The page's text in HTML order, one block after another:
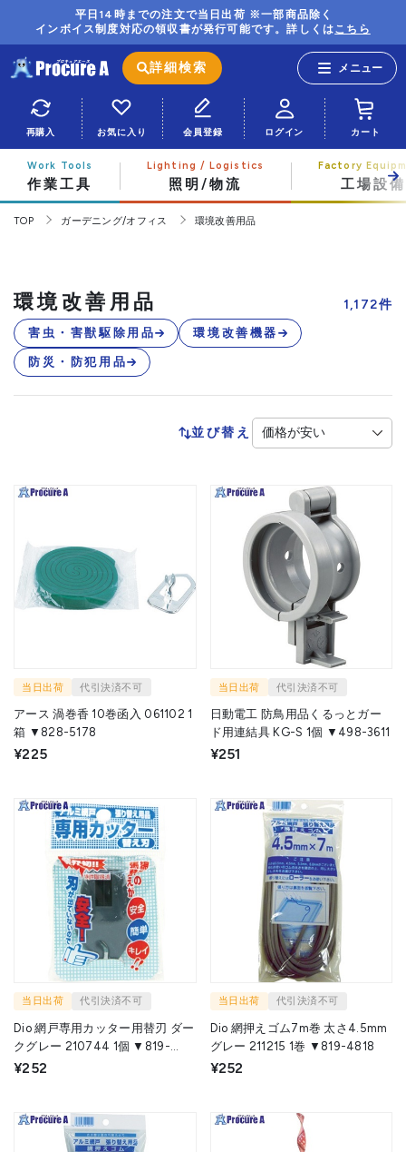
平日14時までの注文で当日出荷 ※一部商品除く
インボイス制度対応の領収書が発行可能です。詳しくはこちら
詳細検索
再購入 お気に入り 会員登録 ログイン カート
作業工具 照明/物流 工場設備
TOP ガーデニング/オフィス 環境改善用品
環境改善用品 1,172件
害虫・害獣駆除用品 環境改善機器
防災・防犯用品
並び替え
当日出荷 代引決済不可
アース 渦巻香 10巻函入 061102 1
箱 ▼828-5178
¥225
当日出荷 代引決済不可
日動電工 防鳥用品くるっとガー
ド用連結具 KG-S 1個 ▼498-3611
¥251
当日出荷 代引決済不可
Dio 網戸専用カッター用替刃 ダー
クグレー 210744 1個 ▼819-
4843
¥252
当日出荷 代引決済不可
Dio 網押えゴム7m巻 太さ4.5mm
グレー 211215 1巻 ▼819-4818
¥252